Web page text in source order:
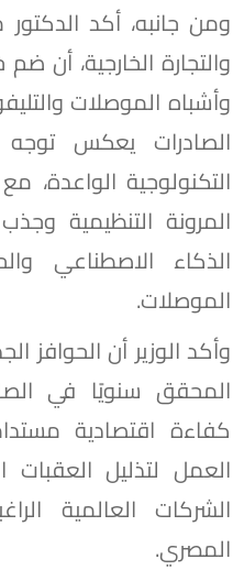
ومن جانبه، أكد الدكتور
والتجارة الخارجية، أن
وأشباه الموصلات
الصادرات يعكس توجه
التكنولوجية الواعدة،
المرونة التنظيمية
الذكاء الاصطناعي
الموصلات.
وأكد الوزير أن الحوافز
المحقق سنويًا في
كفاءة اقتصادية
العمل لتذليل العقبات
الشركات العالمية
المصري.